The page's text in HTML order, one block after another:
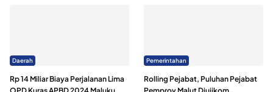
Daerah
Rp 14 Miliar Biaya Perjalanan Lima
Pemerintahan
Rolling Pejabat, Puluhan Pejabat